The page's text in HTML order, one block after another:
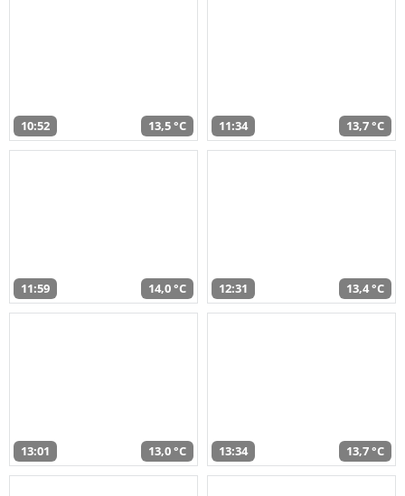
10:52 13,5 °C 11:34 13,7 °C
11:59 14,0 °C 12:31 13,4 °C
13:01 13,0 °C 13:34 13,7 °C